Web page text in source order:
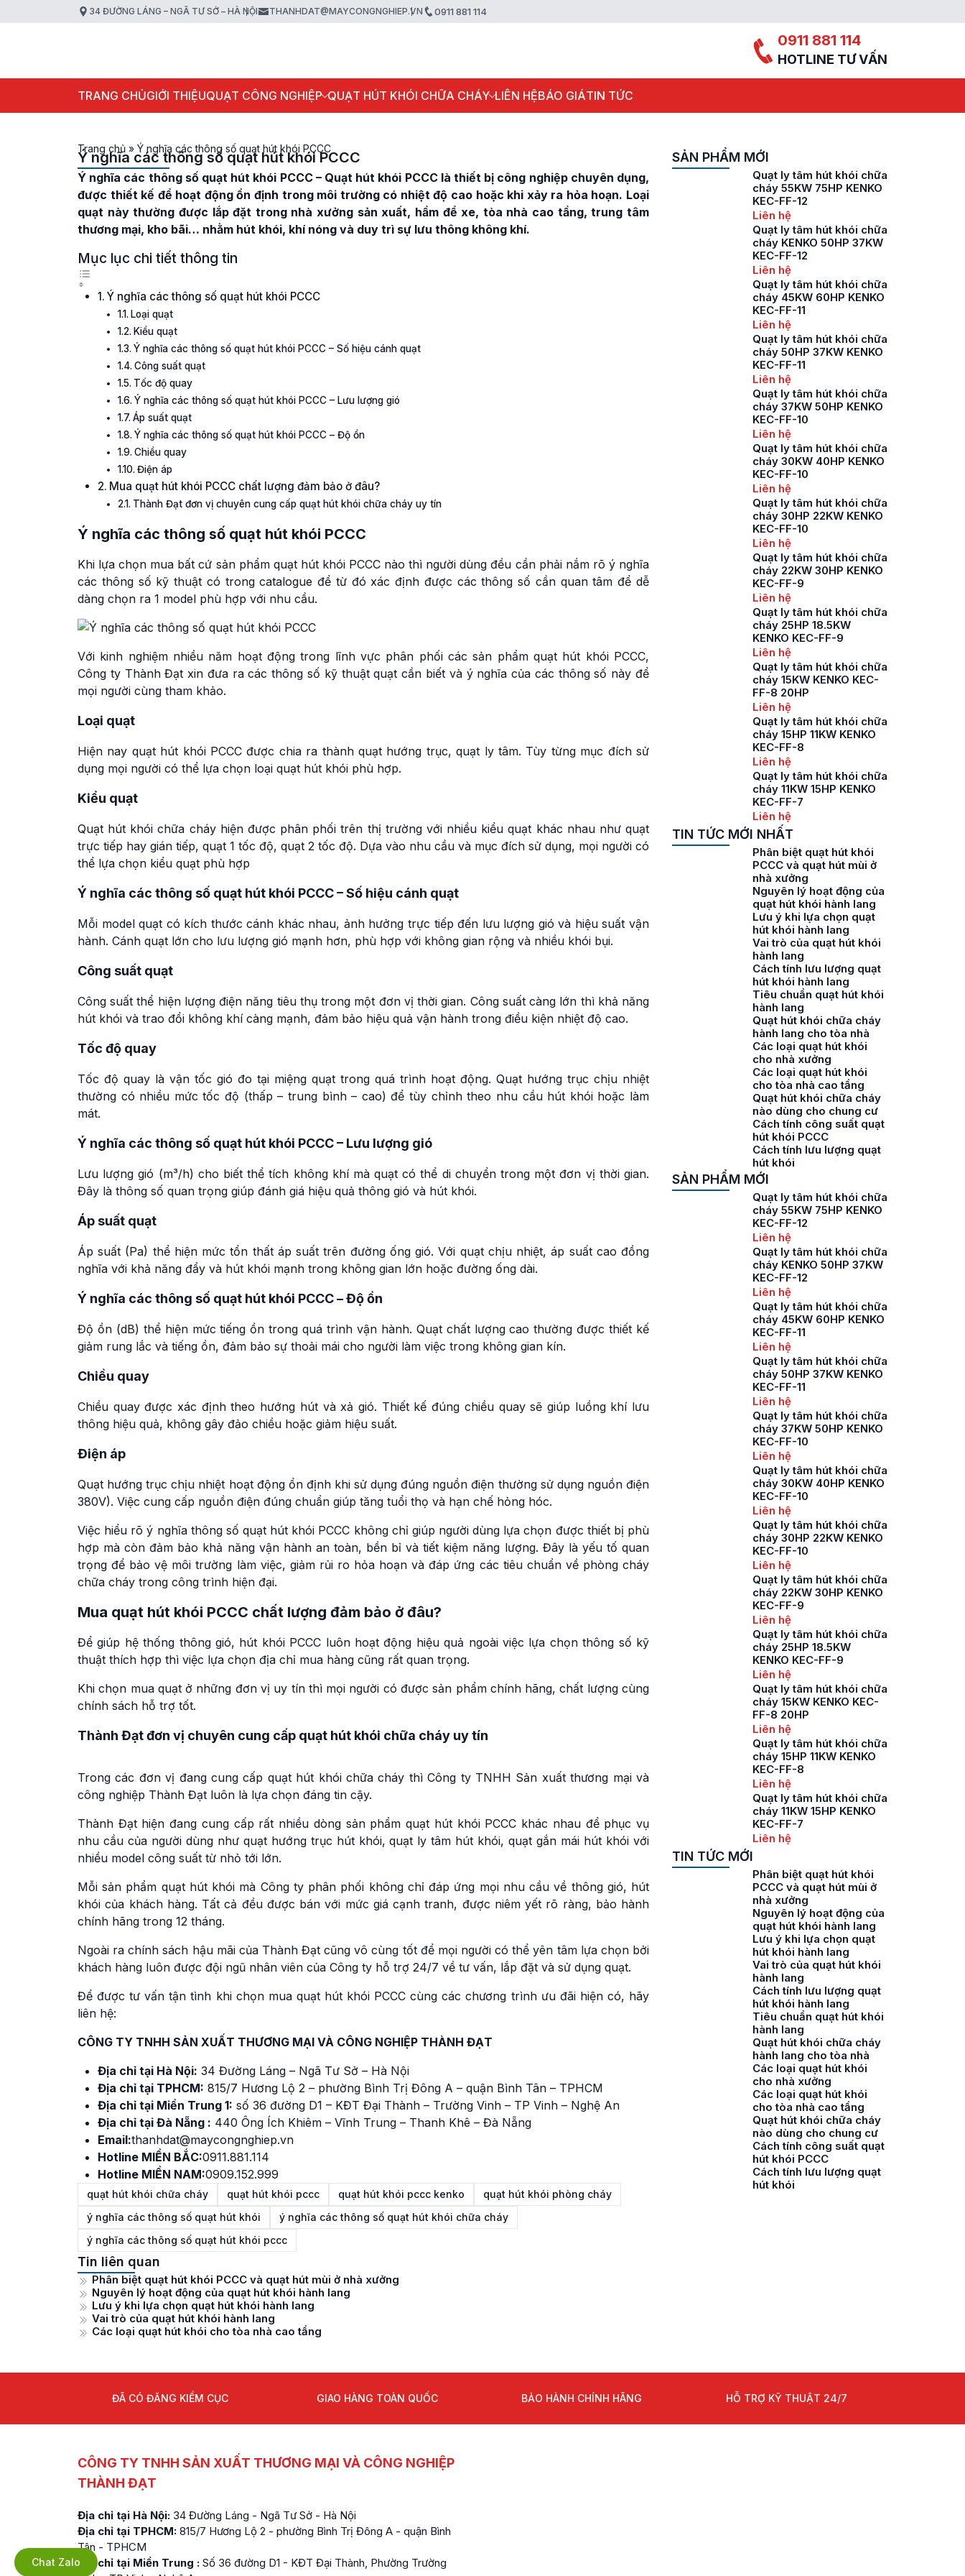
34 ĐƯỜNG LÁNG – NGÃ TƯ SỞ – HÀ NỘI THANHDAT@MAYCONGNGHIEP.VN 0911 881 114
0911 881 114
HOTLINE TƯ VẤN
TRANG CHỦGIỚI THIỆUQUẠT CÔNG NGHIỆP QUẠT HÚT KHÓI CHỮA CHÁY LIÊN HỆBÁO GIÁTIN TỨC
Trang chủ » Ý nghĩa các thông số quạt hút khói PCCC
Ý nghĩa các thông số quạt hút khói PCCC
Ý nghĩa các thông số quạt hút khói PCCC– Quạt hút khói PCCC là thiết bị công nghiệp chuyên dụng,
được thiết kế để hoạt động ổn định trong môi trường có nhiệt độ cao hoặc khi xảy ra hỏa hoạn. Loại
quạt này thường được lắp đặt trong nhà xưởng sản xuất, hầm để xe, tòa nhà cao tầng, trung tâm
thương mại, kho bãi… nhằm hút khói, khí nóng và duy trì sự lưu thông không khí.
Mục lục chi tiết thông tin
Ý nghĩa các thông số quạt hút khói PCCC
Loại quạt
Kiểu quạt
Ý nghĩa các thông số quạt hút khói PCCC – Số hiệu cánh quạt
Công suất quạt
Tốc độ quay
Ý nghĩa các thông số quạt hút khói PCCC – Lưu lượng gió
Áp suất quạt
Ý nghĩa các thông số quạt hút khói PCCC – Độ ồn
Chiều quay
Điện áp
Mua quạt hút khói PCCC chất lượng đảm bảo ở đâu?
Thành Đạt đơn vị chuyên cung cấp quạt hút khói chữa cháy uy tín
Ý nghĩa các thông số quạt hút khói PCCC
Khi lựa chọn mua bất cứ sản phẩm quạt hút khói PCCC nào thì người dùng đều cần phải nắm rõ ý nghĩa
các thông số kỹ thuật có trong catalogue để từ đó xác định được các thông số cần quan tâm để dễ
dàng chọn ra 1 model phù hợp với nhu cầu.
Với kinh nghiệm nhiều năm hoạt động trong lĩnh vực phân phối các sản phẩm quạt hút khói PCCC,
Công ty Thành Đạt xin đưa ra các thông số kỹ thuật quạt cần biết và ý nghĩa của các thông số này để
mọi người cùng tham khảo.
Loại quạt
Hiện nay quạt hút khói PCCC được chia ra thành quạt hướng trục, quạt ly tâm. Tùy từng mục đích sử
dụng mọi người có thể lựa chọn loại quạt hút khói phù hợp.
Kiểu quạt
Quạt hút khói chữa cháy hiện được phân phối trên thị trường với nhiều kiểu quạt khác nhau như quạt
trực tiếp hay gián tiếp, quạt 1 tốc độ, quạt 2 tốc độ. Dựa vào nhu cầu và mục đích sử dụng, mọi người có
thể lựa chọn kiểu quạt phù hợp
Ý nghĩa các thông số quạt hút khói PCCC – Số hiệu cánh quạt
Mỗi model quạt có kích thước cánh khác nhau, ảnh hưởng trực tiếp đến lưu lượng gió và hiệu suất vận
hành. Cánh quạt lớn cho lưu lượng gió mạnh hơn, phù hợp với không gian rộng và nhiều khói bụi.
Công suất quạt
Công suất thể hiện lượng điện năng tiêu thụ trong một đơn vị thời gian. Công suất càng lớn thì khả năng
hút khói và trao đổi không khí càng mạnh, đảm bảo hiệu quả vận hành trong điều kiện nhiệt độ cao.
Tốc độ quay
Tốc độ quay là vận tốc gió đo tại miệng quạt trong quá trình hoạt động. Quạt hướng trục chịu nhiệt
thường có nhiều mức tốc độ (thấp – trung bình – cao) để tùy chỉnh theo nhu cầu hút khói hoặc làm
mát.
Ý nghĩa các thông số quạt hút khói PCCC – Lưu lượng gió
Lưu lượng gió (m³/h) cho biết thể tích không khí mà quạt có thể di chuyển trong một đơn vị thời gian.
Đây là thông số quan trọng giúp đánh giá hiệu quả thông gió và hút khói.
Áp suất quạt
Áp suất (Pa) thể hiện mức tổn thất áp suất trên đường ống gió. Với quạt chịu nhiệt, áp suất cao đồng
nghĩa với khả năng đẩy và hút khói mạnh trong không gian lớn hoặc đường ống dài.
Ý nghĩa các thông số quạt hút khói PCCC – Độ ồn
Độ ồn (dB) thể hiện mức tiếng ồn trong quá trình vận hành. Quạt chất lượng cao thường được thiết kế
giảm rung lắc và tiếng ồn, đảm bảo sự thoải mái cho người làm việc trong không gian kín.
Chiều quay
Chiều quay được xác định theo hướng hút và xả gió. Thiết kế đúng chiều quay sẽ giúp luồng khí lưu
thông hiệu quả, không gây đảo chiều hoặc giảm hiệu suất.
Điện áp
Quạt hướng trục chịu nhiệt hoạt động ổn định khi sử dụng đúng nguồn điện thường sử dụng nguồn điện
380V). Việc cung cấp nguồn điện đúng chuẩn giúp tăng tuổi thọ và hạn chế hỏng hóc.
Việc hiểu rõ ý nghĩa thông số quạt hút khói PCCC không chỉ giúp người dùng lựa chọn được thiết bị phù
hợp mà còn đảm bảo khả năng vận hành an toàn, bền bỉ và tiết kiệm năng lượng. Đây là yếu tố quan
trọng để bảo vệ môi trường làm việc, giảm rủi ro hỏa hoạn và đáp ứng các tiêu chuẩn về phòng cháy
chữa cháy trong công trình hiện đại.
Mua quạt hút khói PCCC chất lượng đảm bảo ở đâu?
Để giúp hệ thống thông gió, hút khói PCCC luôn hoạt động hiệu quả ngoài việc lựa chọn thông số kỹ
thuật thích hợp thì việc lựa chọn địa chỉ mua hàng cũng rất quan trọng.
Khi chọn mua quạt ở những đơn vị uy tín thì mọi người có được sản phẩm chính hãng, chất lượng cùng
chính sách hỗ trợ tốt.
Thành Đạt đơn vị chuyên cung cấp quạt hút khói chữa cháy uy tín
Trong các đơn vị đang cung cấp quạt hút khói chữa cháy thì Công ty TNHH Sản xuất thương mại và
công nghiệp Thành Đạt luôn là lựa chọn đáng tin cậy.
Thành Đạt hiện đang cung cấp rất nhiều dòng sản phẩm quạt hút khói PCCC khác nhau để phục vụ
nhu cầu của người dùng như quạt hướng trục hút khói, quạt ly tâm hút khói, quạt gắn mái hút khói với
nhiều model công suất từ nhỏ tới lớn.
Mỗi sản phẩm quạt hút khói mà Công ty phân phối không chỉ đáp ứng mọi nhu cầu về thông gió, hút
khói của khách hàng. Tất cả đều được bán với mức giá cạnh tranh, được niêm yết rõ ràng, bảo hành
chính hãng trong 12 tháng.
Ngoài ra chính sách hậu mãi của Thành Đạt cũng vô cùng tốt để mọi người có thể yên tâm lựa chọn bởi
khách hàng luôn được đội ngũ nhân viên của Công ty hỗ trợ 24/7 về tư vấn, lắp đặt và sử dụng quạt.
Để được tư vấn tận tình khi chọn mua quạt hút khói PCCC cùng các chương trình ưu đãi hiện có, hãy
liên hệ:
CÔNG TY TNHH SẢN XUẤT THƯƠNG MẠI VÀ CÔNG NGHIỆP THÀNH ĐẠT
Địa chỉ tại Hà Nội: 34 Đường Láng – Ngã Tư Sở – Hà Nội
Địa chỉ tại TPHCM: 815/7 Hương Lộ 2 – phường Bình Trị Đông A – quận Bình Tân – TPHCM
Địa chỉ tại Miền Trung 1: số 36 đường D1 – KĐT Đại Thành – Trường Vinh – TP Vinh – Nghệ An
Địa chỉ tại Đà Nẵng : 440 Ông Ích Khiêm – Vĩnh Trung – Thanh Khê – Đà Nẵng
Email:thanhdat@maycongnghiep.vn
Hotline MIỀN BẮC:0911.881.114
Hotline MIỀN NAM:0909.152.999
quạt hút khói chữa cháy quạt hút khói pccc quạt hút khói pccc kenko
quạt hút khói phòng cháy
ý nghĩa các thông số quạt hút khói
ý nghĩa các thông số quạt hút khói chữa cháy
ý nghĩa các thông số quạt hút khói pccc
Tin liên quan
Phân biệt quạt hút khói PCCC và quạt hút mùi ở nhà xưởng
Nguyên lý hoạt động của quạt hút khói hành lang
Lưu ý khi lựa chọn quạt hút khói hành lang
Vai trò của quạt hút khói hành lang
Các loại quạt hút khói cho tòa nhà cao tầng
SẢN PHẨM MỚI
Quạt ly tâm hút khói chữa
cháy 55KW 75HP KENKO
KEC-FF-12
Liên hệ
Quạt ly tâm hút khói chữa
cháy KENKO 50HP 37KW
KEC-FF-12
Liên hệ
Quạt ly tâm hút khói chữa
cháy 45KW 60HP KENKO
KEC-FF-11
Liên hệ
Quạt ly tâm hút khói chữa
cháy 50HP 37KW KENKO
KEC-FF-11
Liên hệ
Quạt ly tâm hút khói chữa
cháy 37KW 50HP KENKO
KEC-FF-10
Liên hệ
Quạt ly tâm hút khói chữa
cháy 30KW 40HP KENKO
KEC-FF-10
Liên hệ
Quạt ly tâm hút khói chữa
cháy 30HP 22KW KENKO
KEC-FF-10
Liên hệ
Quạt ly tâm hút khói chữa
cháy 22KW 30HP KENKO
KEC-FF-9
Liên hệ
Quạt ly tâm hút khói chữa
cháy 25HP 18.5KW
KENKO KEC-FF-9
Liên hệ
Quạt ly tâm hút khói chữa
cháy 15KW KENKO KEC-
FF-8 20HP
Liên hệ
Quạt ly tâm hút khói chữa
cháy 15HP 11KW KENKO
KEC-FF-8
Liên hệ
Quạt ly tâm hút khói chữa
cháy 11KW 15HP KENKO
KEC-FF-7
Liên hệ
TIN TỨC MỚI NHẤT
Phân biệt quạt hút khói
PCCC và quạt hút mùi ở
nhà xưởng
Nguyên lý hoạt động của
quạt hút khói hành lang
Lưu ý khi lựa chọn quạt
hút khói hành lang
Vai trò của quạt hút khói
hành lang
Cách tính lưu lượng quạt
hút khói hành lang
Tiêu chuẩn quạt hút khói
hành lang
Quạt hút khói chữa cháy
hành lang cho tòa nhà
Các loại quạt hút khói
cho nhà xưởng
Các loại quạt hút khói
cho tòa nhà cao tầng
Quạt hút khói chữa cháy
nào dùng cho chung cư
Cách tính công suất quạt
hút khói PCCC
Cách tính lưu lượng quạt
hút khói
SẢN PHẨM MỚI
Quạt ly tâm hút khói chữa
cháy 55KW 75HP KENKO
KEC-FF-12
Liên hệ
Quạt ly tâm hút khói chữa
cháy KENKO 50HP 37KW
KEC-FF-12
Liên hệ
Quạt ly tâm hút khói chữa
cháy 45KW 60HP KENKO
KEC-FF-11
Liên hệ
Quạt ly tâm hút khói chữa
cháy 50HP 37KW KENKO
KEC-FF-11
Liên hệ
Quạt ly tâm hút khói chữa
cháy 37KW 50HP KENKO
KEC-FF-10
Liên hệ
Quạt ly tâm hút khói chữa
cháy 30KW 40HP KENKO
KEC-FF-10
Liên hệ
Quạt ly tâm hút khói chữa
cháy 30HP 22KW KENKO
KEC-FF-10
Liên hệ
Quạt ly tâm hút khói chữa
cháy 22KW 30HP KENKO
KEC-FF-9
Liên hệ
Quạt ly tâm hút khói chữa
cháy 25HP 18.5KW
KENKO KEC-FF-9
Liên hệ
Quạt ly tâm hút khói chữa
cháy 15KW KENKO KEC-
FF-8 20HP
Liên hệ
Quạt ly tâm hút khói chữa
cháy 15HP 11KW KENKO
KEC-FF-8
Liên hệ
Quạt ly tâm hút khói chữa
cháy 11KW 15HP KENKO
KEC-FF-7
Liên hệ
TIN TỨC MỚI
Phân biệt quạt hút khói
PCCC và quạt hút mùi ở
nhà xưởng
Nguyên lý hoạt động của
quạt hút khói hành lang
Lưu ý khi lựa chọn quạt
hút khói hành lang
Vai trò của quạt hút khói
hành lang
Cách tính lưu lượng quạt
hút khói hành lang
Tiêu chuẩn quạt hút khói
hành lang
Quạt hút khói chữa cháy
hành lang cho tòa nhà
Các loại quạt hút khói
cho nhà xưởng
Các loại quạt hút khói
cho tòa nhà cao tầng
Quạt hút khói chữa cháy
nào dùng cho chung cư
Cách tính công suất quạt
hút khói PCCC
Cách tính lưu lượng quạt
hút khói
ĐÃ CÓ ĐĂNG KIỂM CỤC GIAO HÀNG TOÀN QUỐC BẢO HÀNH CHÍNH HÃNG HỖ TRỢ KỸ THUẬT 24/7
CÔNG TY TNHH SẢN XUẤT THƯƠNG MẠI VÀ CÔNG NGHIỆP
THÀNH ĐẠT
Địa chỉ tại Hà Nội: 34 Đường Láng - Ngã Tư Sở - Hà Nội
Địa chỉ tại TPHCM: 815/7 Hương Lộ 2 - phường Bình Trị Đông A - quận Bình
Tân - TPHCM
Địa chỉ tại Miền Trung : Số 36 đường D1 - KĐT Đại Thành, Phường Trường
Chat Zalo